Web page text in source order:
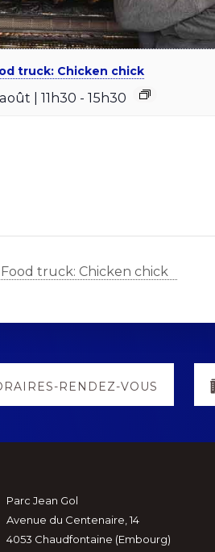
truck: Chicken chick
| 11h30 - 15h30
Food truck: Chicken chick
RENDEZ-VOUS
Footer
Parc Jean Gol
Avenue du Centenaire, 14
4053 Chaudfontaine (Embourg)